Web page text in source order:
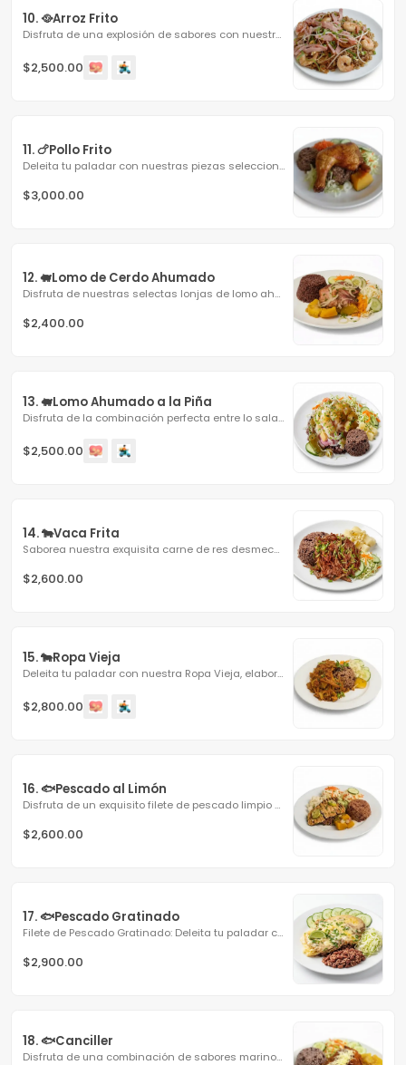
10. 🥘Arroz Frito
Disfruta de una explosión de sabores con nuestro Arroz...
$2,500.00
11. 🍗Pollo Frito
Deleita tu paladar con nuestras piezas seleccionadas de...
$3,000.00
12. 🐖Lomo de Cerdo Ahumado
Disfruta de nuestras selectas lonjas de lomo ahumado,...
$2,400.00
13. 🐖Lomo Ahumado a la Piña
Disfruta de la combinación perfecta entre lo salado y lo...
$2,500.00
14. 🐄Vaca Frita
Saborea nuestra exquisita carne de res desmechada, salteada...
$2,600.00
15. 🐄Ropa Vieja
Deleita tu paladar con nuestra Ropa Vieja, elaborada con...
$2,800.00
16. 🐟Pescado al Limón
Disfruta de un exquisito filete de pescado limpio y sin...
$2,600.00
17. 🐟Pescado Gratinado
Filete de Pescado Gratinado: Deleita tu paladar con un...
$2,900.00
18. 🐟Canciller
Disfruta de una combinación de sabores marinos y...